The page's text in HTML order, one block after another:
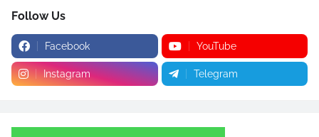
Follow Us
Facebook YouTube
Instagram Telegram